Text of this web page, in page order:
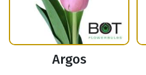
Argos